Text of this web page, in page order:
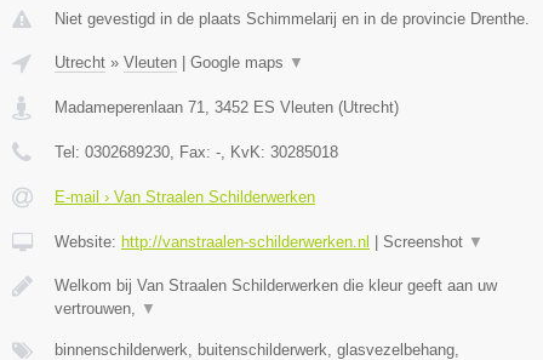
Niet gevestigd in de plaats Schimmelarij en in de provincie Drenthe.
Utrecht » Vleuten Google maps ▼
Madameperenlaan 71 3452 ES Vleuten (Utrecht)
Tel: 0302689230 , Fax: - , KvK: 30285018
E-mail › Van Straalen Schilderwerken
Website: http://vanstraalen-schilderwerken.nl Screenshot ▼
Welkom bij Van Straalen Schilderwerken die kleur geeft aan uw
vertrouwen,
▼
binnenschilderwerk, buitenschilderwerk, glasvezelbehang,